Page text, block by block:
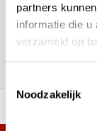
partners
informatie die u
verzameld op
Noodzakelijk
180.000+
Google
woord